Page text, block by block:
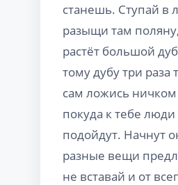
станешь. Ступай в
разыщи там
растёт большой
тому дубу три раза
сам ложись
покуда к тебе люди
подойдут. Начнут
разные вещи
не вставай и от